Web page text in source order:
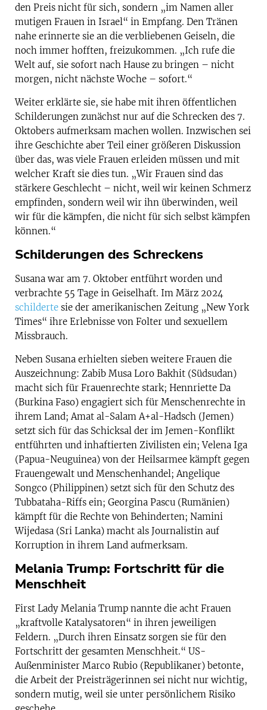
den Preis nicht für sich, sondern „im Namen aller
mutigen Frauen in Israel“ in Empfang. Den Tränen
nahe erinnerte sie an die verbliebenen Geiseln, die
noch immer hofften, freizukommen. „Ich rufe die
Welt auf, sie sofort nach Hause zu bringen – nicht
morgen, nicht nächste Woche – sofort.“
Weiter erklärte sie, sie habe mit ihren öffentlichen
Schilderungen zunächst nur auf die Schrecken des 7.
Oktobers aufmerksam machen wollen. Inzwischen sei
ihre Geschichte aber Teil einer größeren Diskussion
über das, was viele Frauen erleiden müssen und mit
welcher Kraft sie dies tun. „Wir Frauen sind das
stärkere Geschlecht – nicht, weil wir keinen Schmerz
empfinden, sondern weil wir ihn überwinden, weil
wir für die kämpfen, die nicht für sich selbst kämpfen
können.“
Schilderungen des Schreckens
Susana war am 7. Oktober entführt worden und
verbrachte 55 Tage in Geiselhaft. Im März 2024
schilderte sie der amerikanischen Zeitung „New York
Times“ ihre Erlebnisse von Folter und sexuellem
Missbrauch.
Neben Susana erhielten sieben weitere Frauen die
Auszeichnung: Zabib Musa Loro Bakhit (Südsudan)
macht sich für Frauenrechte stark; Hennriette Da
(Burkina Faso) engagiert sich für Menschenrechte in
ihrem Land; Amat al-Salam A+al-Hadsch (Jemen)
setzt sich für das Schicksal der im Jemen-Konflikt
entführten und inhaftierten Zivilisten ein; Velena Iga
(Papua-Neuguinea) von der Heilsarmee kämpft gegen
Frauengewalt und Menschenhandel; Angelique
Songco (Philippinen) setzt sich für den Schutz des
Tubbataha-Riffs ein; Georgina Pascu (Rumänien)
kämpft für die Rechte von Behinderten; Namini
Wijedasa (Sri Lanka) macht als Journalistin auf
Korruption in ihrem Land aufmerksam.
Melania Trump: Fortschritt für die
Menschheit
First Lady Melania Trump nannte die acht Frauen
„kraftvolle Katalysatoren“ in ihren jeweiligen
Feldern. „Durch ihren Einsatz sorgen sie für den
Fortschritt der gesamten Menschheit.“ US-
Außenminister Marco Rubio (Republikaner) betonte,
die Arbeit der Preisträgerinnen sei nicht nur wichtig,
sondern mutig, weil sie unter persönlichem Risiko